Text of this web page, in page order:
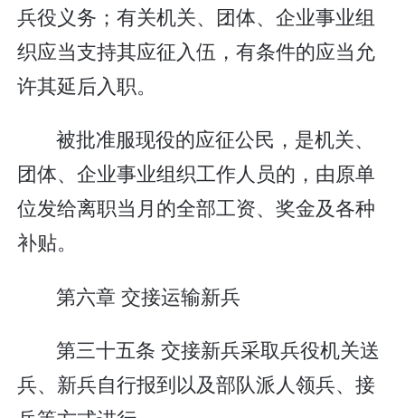
兵役义务；有关机关、团体、企业事业组
织应当支持其应征入伍，有条件的应当允
许其延后入职。
被批准服现役的应征公民，是机关、
团体、企业事业组织工作人员的，由原单
位发给离职当月的全部工资、奖金及各种
补贴。
第六章 交接运输新兵
第三十五条 交接新兵采取兵役机关送
兵、新兵自行报到以及部队派人领兵、接